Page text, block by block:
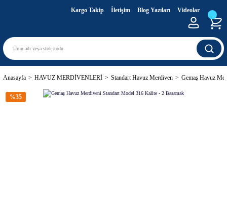
Kargo Takip İletişim Blog Yazıları Videolar
Anasayfa HAVUZ MERDİVENLERİ Standart Havuz Merdiven Gemaş Havuz
%35